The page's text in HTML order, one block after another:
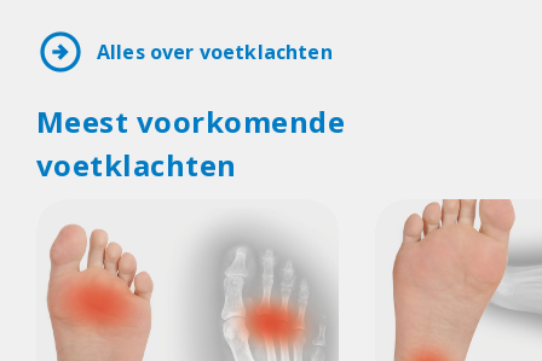
arrow_circle_right Alles over voetklachten
Meest voorkomende
voetklachten